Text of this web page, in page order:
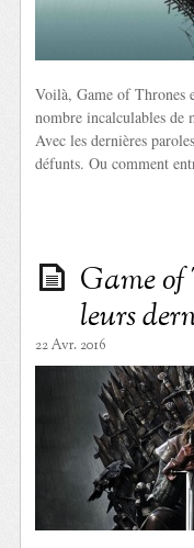
Voilà, Game of Thrones
nombre incalculables de
Avec les dernières
défunts. Ou comment
Game
leurs
22 Avr. 2016